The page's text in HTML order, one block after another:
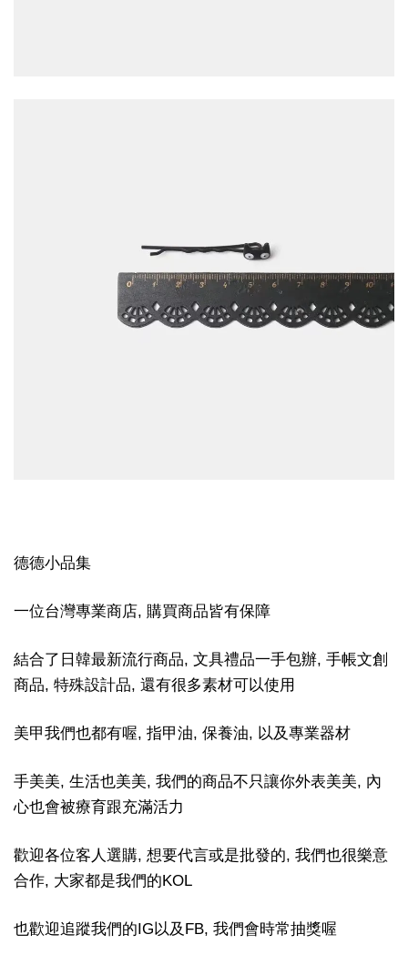
德德小品集
一位台灣專業商店, 購買商品皆有保障
結合了日韓最新流行商品, 文具禮品一手包辦, 手帳文創
商品, 特殊設計品, 還有很多素材可以使用
美甲我們也都有喔, 指甲油, 保養油, 以及專業器材
手美美, 生活也美美, 我們的商品不只讓你外表美美, 內
心也會被療育跟充滿活力
歡迎各位客人選購, 想要代言或是批發的, 我們也很樂意
合作, 大家都是我們的KOL
也歡迎追蹤我們的IG以及FB, 我們會時常抽獎喔